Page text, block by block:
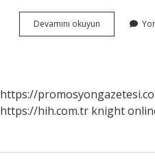
Devamını okuyun
Hastalığı
https://
https://hih.com.tr knight